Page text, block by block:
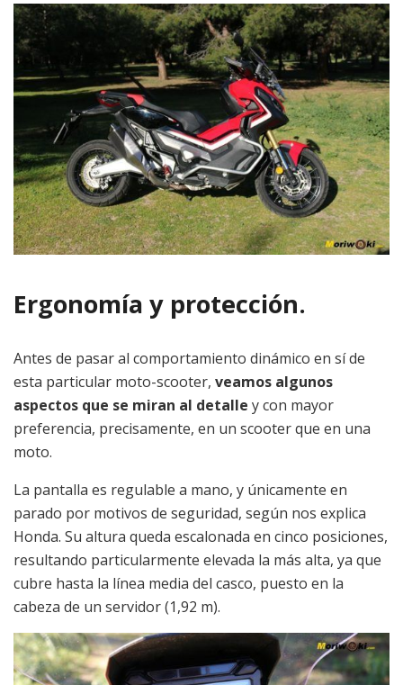
Ergonomía y protección.
Antes de pasar al comportamiento dinámico en sí de
esta particular moto-scooter, veamos algunos
aspectos que se miran al detalle y con mayor
preferencia, precisamente, en un scooter que en una
moto.
La pantalla es regulable a mano, y únicamente en
parado por motivos de seguridad, según nos explica
Honda. Su altura queda escalonada en cinco posiciones,
resultando particularmente elevada la más alta, ya que
cubre hasta la línea media del casco, puesto en la
cabeza de un servidor (1,92 m).